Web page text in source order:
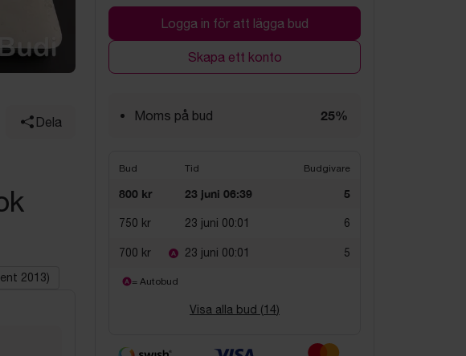
Dela
2013)
Logga in för att lägga bud
Skapa ett konto
Moms på bud 25%
Bud Tid Budgivare
800 kr 23 juni 06:39 5
750 kr 23 juni 00:01 6
700 kr 23 juni 00:01 5
= Autobud
Visa alla bud (14)